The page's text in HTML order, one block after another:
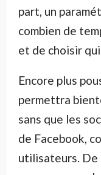
part, un
combien de
et de choisir
Encore plus
permettra
sans que les
de Facebook,
utilisateurs. De